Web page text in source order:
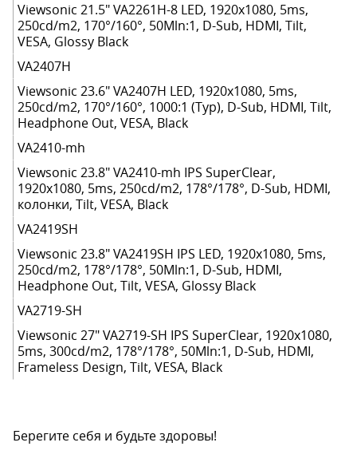
Viewsonic 21.5" VA2261H-8 LED, 1920x1080, 5ms,
250cd/m2, 170°/160°, 50Mln:1, D-Sub, HDMI, Tilt,
VESA, Glossy Black
VA2407H
Viewsonic 23.6" VA2407H LED, 1920x1080, 5ms,
250cd/m2, 170°/160°, 1000:1 (Typ), D-Sub, HDMI, Tilt,
Headphone Out, VESA, Black
VA2410-mh
Viewsonic 23.8" VA2410-mh IPS SuperClear,
1920x1080, 5ms, 250cd/m2, 178°/178°, D-Sub, HDMI,
колонки, Tilt, VESA, Black
VA2419SH
Viewsonic 23.8" VA2419SH IPS LED, 1920x1080, 5ms,
250cd/m2, 178°/178°, 50Mln:1, D-Sub, HDMI,
Headphone Out, Tilt, VESA, Glossy Black
VA2719-SH
Viewsonic 27" VA2719-SH IPS SuperClear, 1920x1080,
5ms, 300cd/m2, 178°/178°, 50Mln:1, D-Sub, HDMI,
Frameless Design, Tilt, VESA, Black
Берегите себя и будьте здоровы!